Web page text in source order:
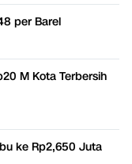
per Barel
M Kota Terbersih
ke Rp2,650 Juta